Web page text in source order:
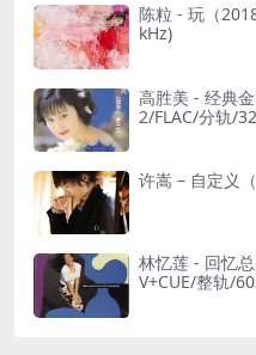
陈粒 - 玩（
kHz)
高胜美 - 经典
2/FLAC/分轨/
许嵩 – 自定义
林忆莲 - 回忆
V+CUE/整轨/